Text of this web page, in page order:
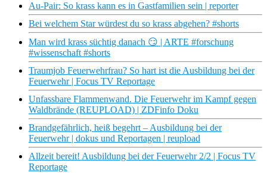
Au-Pair: So krass kann es in Gastfamilien sein | reporter
Bei welchem Star würdest du so krass abgehen? #shorts
Man wird krass süchtig danach 😏 | ARTE #forschung
#wissenschaft #shorts
Traumjob Feuerwehrfrau? So hart ist die Ausbildung bei der
Feuerwehr | Focus TV Reportage
Unfassbare Flammenwand. Die Feuerwehr im Kampf gegen
Waldbrände (REUPLOAD) | ZDFinfo Doku
Brandgefährlich, heiß begehrt – Ausbildung bei der
Feuerwehr | dokus und Reportagen | reupload
Allzeit bereit! Ausbildung bei der Feuerwehr 2/2 | Focus TV
Reportage